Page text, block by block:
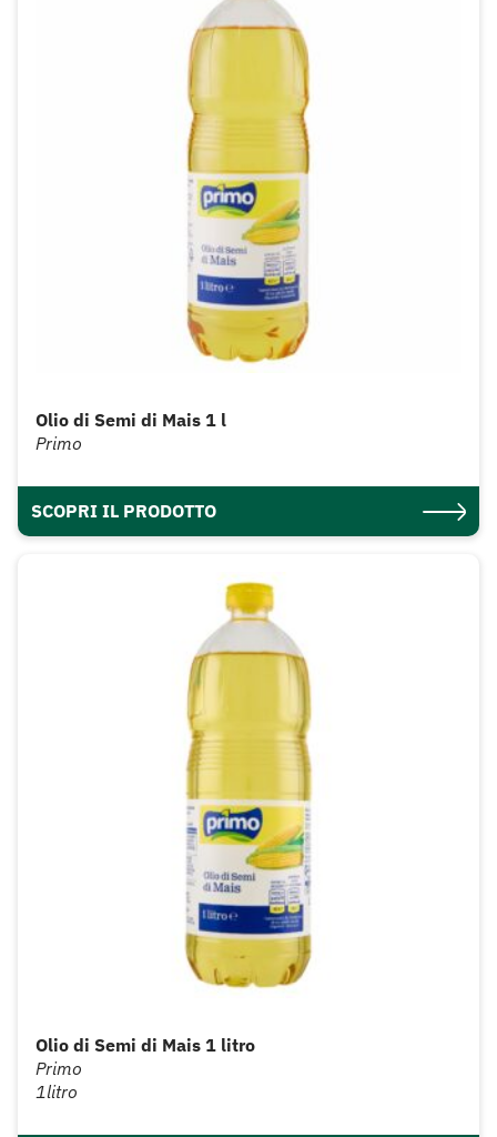
Olio di Semi di Mais 1 l
Primo
SCOPRI IL PRODOTTO
Olio di Semi di Mais 1 litro
Primo
1litro